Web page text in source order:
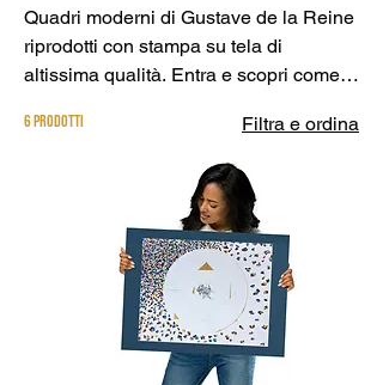
Quadri moderni di Gustave de la Reine
riprodotti con stampa su tela di
altissima qualità. Entra e scopri come
6 prodotti Filtra e ordina